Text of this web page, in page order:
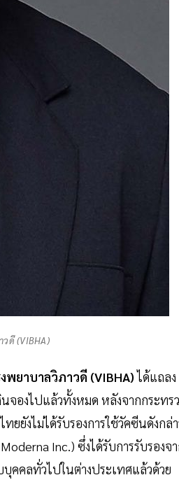
วดี (VIBHA)
พยาบาลวิภาวดี (VIBHA)ได้แถลง
จองไปแล้วทั้งหมด หลังจากกระทร
ยยังไม่ได้รับรองการใช้วัคซีนดังกล่
Inc.) ซึ่งได้รับการรับรองจ
คคลทั่วไปในต่างประเทศแล้วด้วย